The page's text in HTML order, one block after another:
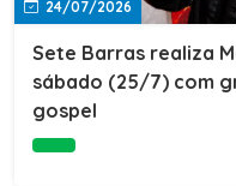
24/07/2026
Sete Barras realiza
sábado (25/7) com
gospel